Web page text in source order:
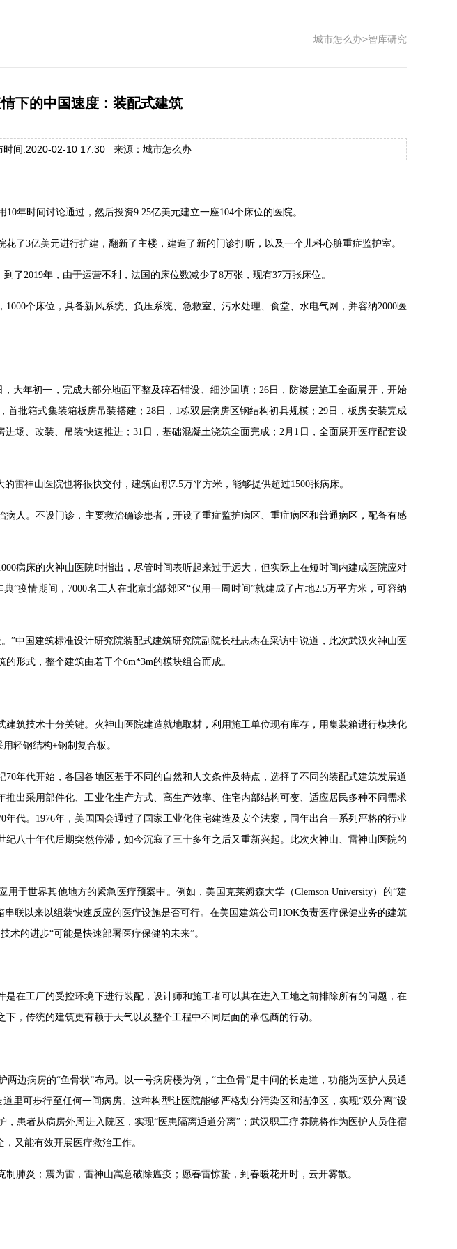
城市怎么办>智库研究
下的中国速度：装配式建筑
时间:2020-02-10 17:30 来源：城市怎么办
年时间讨论通过，然后投资9.25亿美元建立一座104个床位的医院。
了3亿美元进行扩建，翻新了主楼，建造了新的门诊打听，以及一个儿科心脏重症监护室。
了2019年，由于运营不利，法国的床位数减少了8万张，现有37万张床位。
个床位，具备新风系统、负压系统、急救室、污水处理、食堂、水电气网，并容纳2000医
大年初一，完成大部分地面平整及碎石铺设、细沙回填；26日，防渗层施工全面展开，开始
首批箱式集装箱板房吊装搭建；28日，1栋双层病房区钢结构初具规模；29日，板房安装完成
场、改装、吊装快速推进；31日，基础混凝土浇筑全面完成；2月1日，全面展开医疗配套设
雷神山医院也将很快交付，建筑面积7.5万平方米，能够提供超过1500张病床。
病人。不设门诊，主要救治确诊患者，开设了重症监护病区、重症病区和普通病区，配备有感
病床的火神山医院时指出，尽管时间表听起来过于远大，但实际上在短时间内建成医院应对
”疫情期间，7000名工人在北京北部郊区“仅用一周时间”就建成了占地2.5万平方米，可容纳
”中国建筑标准设计研究院装配式建筑研究院副院长杜志杰在采访中说道，此次武汉火神山医
形式，整个建筑由若干个6m*3m的模块组合而成。
筑技术十分关键。火神山医院建造就地取材，利用施工单位现有库存，用集装箱进行模块化
轻钢结构+钢制复合板。
年代开始，各国各地区基于不同的自然和人文条件及特点，选择了不同的装配式建筑发展道
推出采用部件化、工业化生产方式、高生产效率、住宅内部结构可变、适应居民多种不同需求
代。1976年，美国国会通过了国家工业化住宅建造及安全法案，同年出台一系列严格的行业
八十年代后期突然停滞，如今沉寂了三十多年之后又重新兴起。此次火神山、雷神山医院的
于世界其他地方的紧急医疗预案中。例如，美国克莱姆森大学（Clemson University）的“建
串联以来以组装快速反应的医疗设施是否可行。在美国建筑公司HOK负责医疗保健业务的建筑
术的进步“可能是快速部署医疗保健的未来”。
在工厂的受控环境下进行装配，设计师和施工者可以其在进入工地之前排除所有的问题，在
，传统的建筑更有赖于天气以及整个工程中不同层面的承包商的行动。
边病房的“鱼骨状”布局。以一号病房楼为例，“主鱼骨”是中间的长走道，功能为医护人员通
里可步行至任何一间病房。这种构型让医院能够严格划分污染区和洁净区，实现“双分离”设
患者从病房外周进入院区，实现“医患隔离通道分离”；武汉职工疗养院将作为医护人员住宿
又能有效开展医疗救治工作。
肺炎；震为雷，雷神山寓意破除瘟疫；愿春雷惊蛰，到春暖花开时，云开雾散。